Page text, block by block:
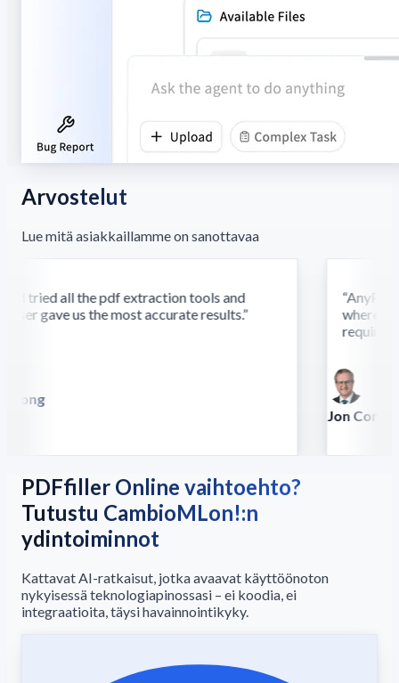
Arvostelut
Lue mitä asiakkaillamme on sanottavaa
tried all the pdf extraction tools and
gave us the most accurate results.”
where
require
Jon Conradt
PDFfiller Online vaihtoehto?
Tutustu CambioMLon!:n
ydintoiminnot
Kattavat AI-ratkaisut, jotka avaavat käyttöönoton
nykyisessä teknologiapinossasi – ei koodia, ei
integraatioita, täysi havainnointikyky.